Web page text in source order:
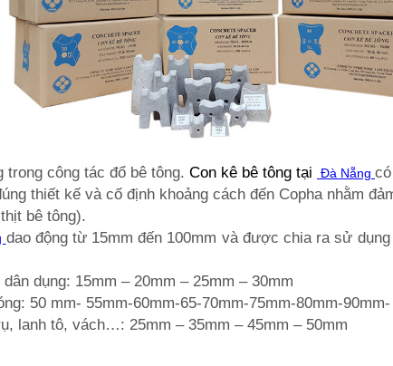
trong công tác đổ bê tông. Con kê bê tông tại Đà Nẵng
thiết kế và cố định khoảng cách đến Copha nhằm
bê tông).
dao động từ 15mm đến 100mm và được chia ra sử
dụng: 15mm – 20mm – 25mm – 30mm
50 mm- 55mm-60mm-65-70mm-75mm-80mm-90mm-
lanh tô, vách…: 25mm – 35mm – 45mm – 50mm